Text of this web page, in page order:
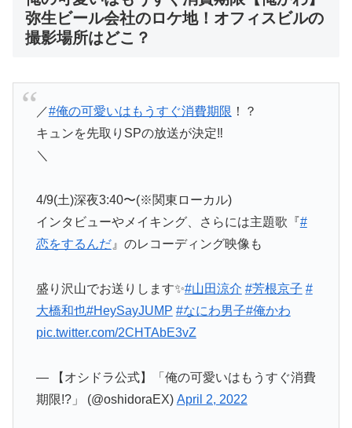
弥生ビール会社のロケ地！オフィスビルの
撮影場所はどこ？
／#俺の可愛いはもうすぐ消費期限 ！？
キュンを先取りSPの放送が決定‼️
＼
4/9(土)深夜3:40〜(※関東ローカル)
インタビューやメイキング、さらには主題歌『#
恋をするんだ』のレコーディング映像も
盛り沢山でお送りします✨#山田涼介 #芳根京子 #
大橋和也#HeySayJUMP #なにわ男子#俺かわ
pic.twitter.com/2CHTAbE3vZ
— 【オシドラ公式】「俺の可愛いはもうすぐ消費
期限!?」 (@oshidoraEX) April 2, 2022